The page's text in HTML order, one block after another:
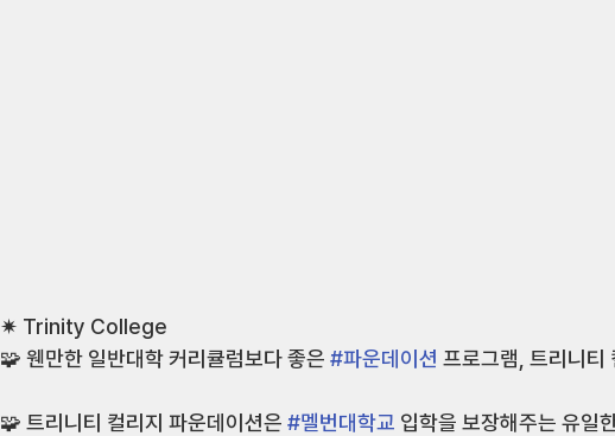
✷ Trinity College
🧩 웬만한 일반대학 커리큘럼보다 좋은 #파운데이션 프로그램, 트리니티
🧩 트리니티 컬리지 파운데이션은 #멜번대학교 입학을 보장해주는 유일